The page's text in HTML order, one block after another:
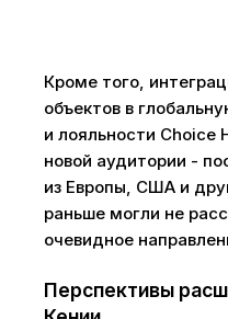
Кроме того,
объектов в
и лояльности Choice
новой аудитории -
из Европы, США и
раньше могли не
очевидное
Перспективы